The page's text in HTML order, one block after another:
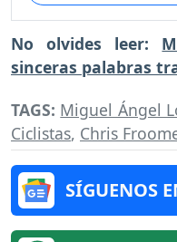
No olvides leer:
sinceras palabras
TAGS: Miguel Ángel
Ciclistas, Chris
SÍGUENOS